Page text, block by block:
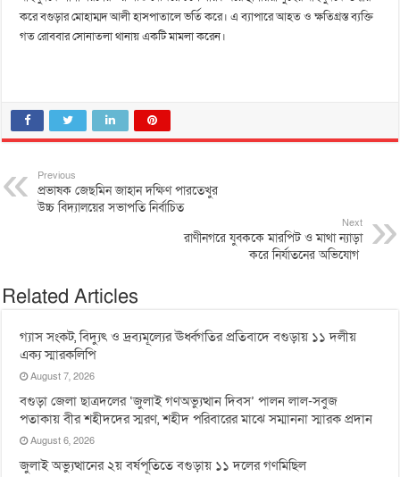
করে বগুড়ার মোহাম্মদ আলী হাসপাতালে ভর্তি করে। এ ব্যাপারে আহত ও ক্ষতিগ্রস্ত ব্যক্তি
গত রোববার সোনাতলা থানায় একটি মামলা করেন।
Previous
প্রভাষক জেছমিন জাহান দক্ষিণ পারতেখুর
উচ্চ বিদ্যালয়ের সভাপতি নির্বাচিত
Next
রাণীনগরে যুবককে মারপিট ও মাথা ন্যাড়া
করে নির্যাতনের অভিযোগ
Related Articles
গ্যাস সংকট, বিদ্যুৎ ও দ্রব্যমূল্যের ঊর্ধ্বগতির প্রতিবাদে বগুড়ায় ১১ দলীয়
এক্য স্মারকলিপি
August 7, 2026
বগুড়া জেলা ছাত্রদলের ‘জুলাই গণঅভ্যুত্থান দিবস’ পালন লাল-সবুজ
পতাকায় বীর শহীদদের স্মরণ, শহীদ পরিবারের মাঝে সম্মাননা স্মারক প্রদান
August 6, 2026
জুলাই অভ্যুত্থানের ২য় বর্ষপূতিতে বগুড়ায় ১১ দলের গণমিছিল